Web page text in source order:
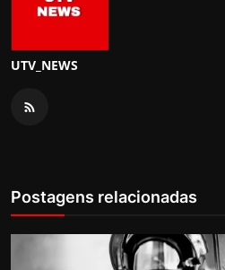
UTV_NEWS
Postagens relacionadas